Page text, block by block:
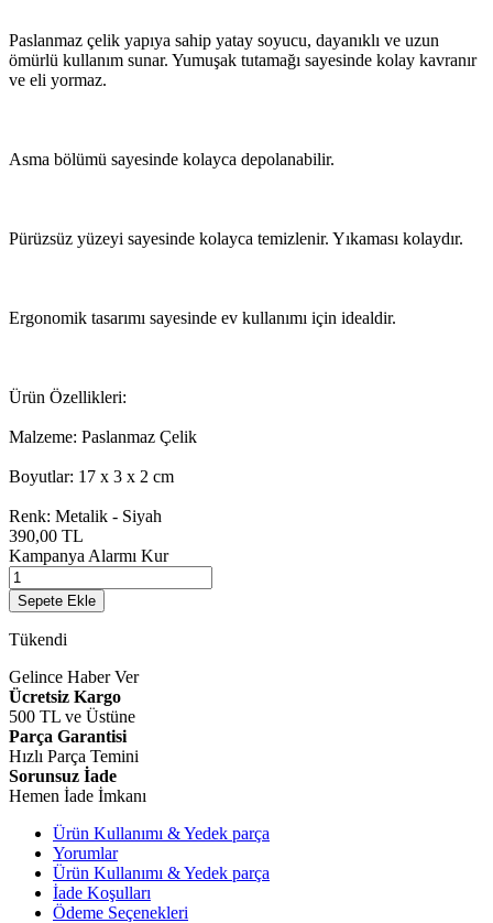
Paslanmaz çelik yapıya sahip yatay soyucu, dayanıklı ve uzun
ömürlü kullanım sunar. Yumuşak tutamağı sayesinde kolay kavranır
ve eli yormaz.
Asma bölümü sayesinde kolayca depolanabilir.
Pürüzsüz yüzeyi sayesinde kolayca temizlenir. Yıkaması kolaydır.
Ergonomik tasarımı sayesinde ev kullanımı için idealdir.
Ürün Özellikleri:
Malzeme: Paslanmaz Çelik
Boyutlar: 17 x 3 x 2 cm
Renk: Metalik - Siyah
390,00 TL
Kampanya Alarmı Kur
Sepete Ekle
Tükendi
Gelince Haber Ver
Ücretsiz Kargo
500 TL ve Üstüne
Parça Garantisi
Hızlı Parça Temini
Sorunsuz İade
Hemen İade İmkanı
Ürün Kullanımı & Yedek parça
Yorumlar
Ürün Kullanımı & Yedek parça
İade Koşulları
Ödeme Seçenekleri